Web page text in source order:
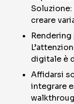
creare
digitale è
Affidarsi
integrare